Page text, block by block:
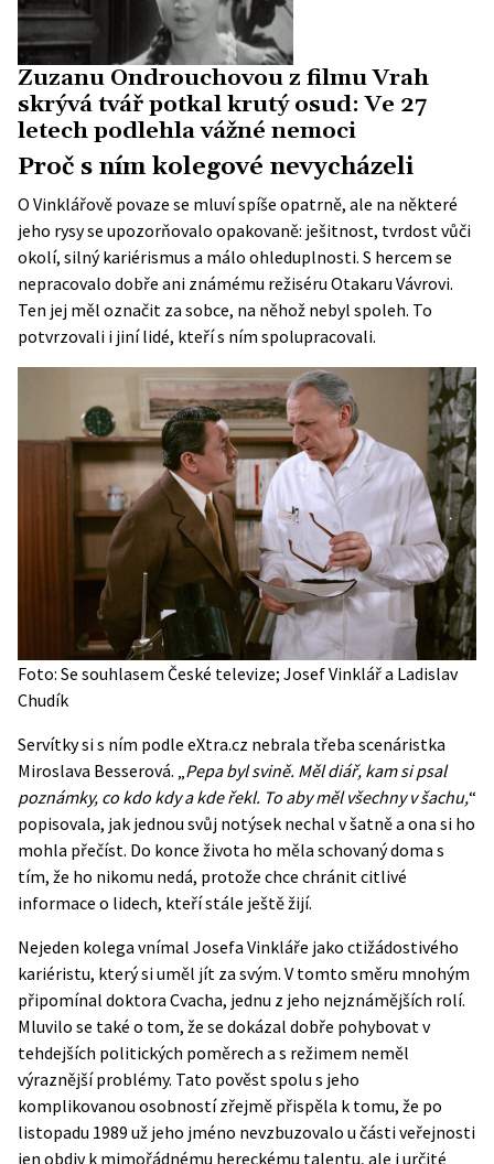
Zuzanu Ondrouchovou z filmu Vrah
skrývá tvář potkal krutý osud: Ve 27
letech podlehla vážné nemoci
Proč s ním kolegové nevycházeli
O Vinklářově povaze se mluví spíše opatrně, ale na některé
jeho rysy se upozorňovalo opakovaně: ješitnost, tvrdost vůči
okolí, silný kariérismus a málo ohleduplnosti. S hercem se
nepracovalo dobře ani známému režiséru Otakaru Vávrovi.
Ten jej měl označit za sobce, na něhož nebyl spoleh. To
potvrzovali i jiní lidé, kteří s ním spolupracovali.
Foto: Se souhlasem České televize; Josef Vinklář a Ladislav
Chudík
Servítky si s ním podle eXtra.cz nebrala třeba scenáristka
Miroslava Besserová. „Pepa byl svině. Měl diář, kam si psal
poznámky, co kdo kdy a kde řekl. To aby měl všechny v šachu,“
popisovala, jak jednou svůj notýsek nechal v šatně a ona si ho
mohla přečíst. Do konce života ho měla schovaný doma s
tím, že ho nikomu nedá, protože chce chránit citlivé
informace o lidech, kteří stále ještě žijí.
Nejeden kolega vnímal Josefa Vinkláře jako ctižádostivého
kariéristu, který si uměl jít za svým. V tomto směru mnohým
připomínal doktora Cvacha, jednu z jeho nejznámějších rolí.
Mluvilo se také o tom, že se dokázal dobře pohybovat v
tehdejších politických poměrech a s režimem neměl
výraznější problémy. Tato pověst spolu s jeho
komplikovanou osobností zřejmě přispěla k tomu, že po
listopadu 1989 už jeho jméno nevzbuzovalo u části veřejnosti
jen obdiv k mimořádnému hereckému talentu, ale i určité